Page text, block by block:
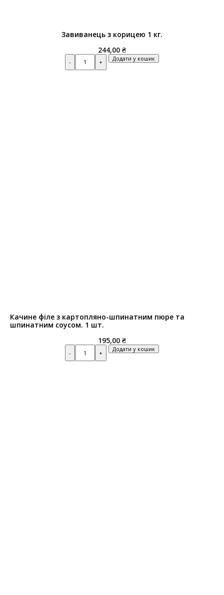
Завиванець з корицею 1 кг.
244,00 ₴
Quantity Додати у кошик
Качине філе з картопляно-шпинатним пюре та
шпинатним соусом. 1 шт.
195,00 ₴
Quantity Додати у кошик